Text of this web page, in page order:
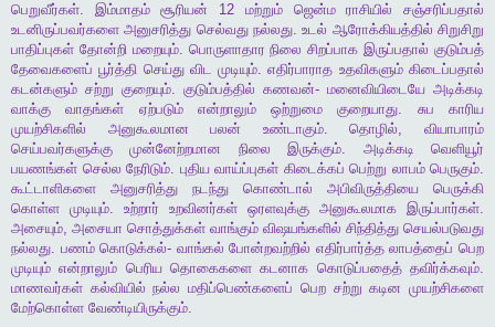
பெறுவீர்கள். இம்மாதம் சூரியன் 12 மற்றும் ஜென்ம ராசியில்
சஞ்சரிப்பதால்
உடனிருப்பவர்களை அனுசரித்து செல்வது நல்லது.உடல் ஆரோக்கியத்தில் சிறுசிறு
பாதிப்புகள் தோன்றி மறையும். பொருளாதார நிலை சிறப்பாக இருப்பதால் குடும்பத்
தேவைகளைப் பூர்த்தி செய்து விட முடியும்.எதிர்பாராத உதவிகளும் கிடைப்பதால்
கடன்களும் சற்று குறையும். குடும்பத்தில் கணவன்- மனைவியிடையே அடிக்கடி
வாக்கு
வாதங்கள் ஏற்படும் என்றாலும் ஒற்றுமை குறையாது. சுப
காரிய
முயற்சிகளில்
அனுகூலமான பலன் உண்டாகும்.தொழில்,வியாபாரம்
செய்பவர்களுக்கு
முன்னேற்றமான நிலை இருக்கும். அடிக்கடி
வெளியூர்
பயணங்கள் செல்ல நேரிடும். புதிய வாய்ப்புகள் கிடைக்கப் பெற்று லாபம் பெருகும்.
கூட்டாளிகளை
அனுசரித்து நடந்து கொண்டால் அபிவிருத்தியை
பெருக்கி
கொள்ள முடியும். உற்றார் உறவினர்கள் ஒரளவுக்கு அனுகூலமாக இருப்பார்கள்.
அசையும், அசையா சொத்துக்கள் வாங்கும் விஷயங்களில் சிந்தித்து செயல்படுவது
நல்லது. பணம் கொடுக்கல்- வாங்கல் போன்றவற்றில் எதிர்பார்த்த லாபத்தைப் பெற
முடியும் என்றாலும் பெரிய தொகைகளை கடனாக கொடுப்பதைத் தவிர்க்கவும்.
மாணவர்கள் கல்வியில் நல்ல மதிப்பெண்களைப் பெற சற்று கடின முயற்சிகளை
மேற்கொள்ள வேண்டியிருக்கும்.